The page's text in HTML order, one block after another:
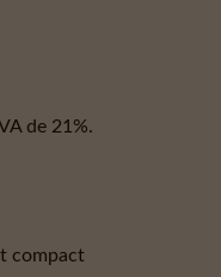
de 21%.
compact